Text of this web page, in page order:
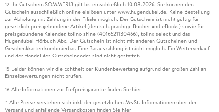
12 Ihr Gutschein SOMMER13 gilt bis einschließlich 10.08.2026. Sie können den
Gutschein ausschließlich online einlösen unter www.hugendubel.de. Keine Bestellung
zur Abholung mit Zahlung in der Filiale möglich. Der Gutschein ist nicht gültig für
gesetzlich preisgebundene Artikel (deutschsprachige Bücher und eBooks) sowie für
preisgebundene Kalender, tolino shine (4016621130466), tolino select und das
Hugendubel Hörbuch Abo. Der Gutschein ist nicht mit anderen Gutscheinen und
Geschenkkarten kombinierbar. Eine Barauszahlung ist nicht möglich. Ein Weiterverkauf
und der Handel des Gutscheincodes sind nicht gestattet.
15 Leider können wir die Echtheit der Kundenbewertung aufgrund der großen Zahl an
Einzelbewertungen nicht prüfen.
16 Alle Informationen zur Tiefpreisgarantie finden Sie hier
* Alle Preise verstehen sich inkl. der gesetzlichen MwSt. Informationen über den
Versand und anfallende Versandkosten finden Sie hier